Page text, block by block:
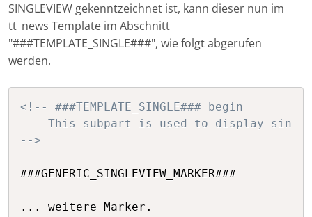
SINGLEVIEW gekenntzeichnet ist, kann dieser nun im
tt_news Template im Abschnitt
"###TEMPLATE_SINGLE###", wie folgt abgerufen
werden.
<!-- ###TEMPLATE_SINGLE### begin
This subpart is used to display
-->
###GENERIC_SINGLEVIEW_MARKER###
... weitere Marker.